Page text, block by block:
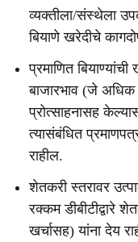
व्यक्तीला/संस्थेला
बियाणे खरेदीचे
प्रमाणित
बाजारभाव (जे
प्रोत्साहनासह
त्यासंबंधित
राहील.
शेतकरी स्तरावर
रक्कम डीबीटीद्वारे
खर्चासह) यांना देय